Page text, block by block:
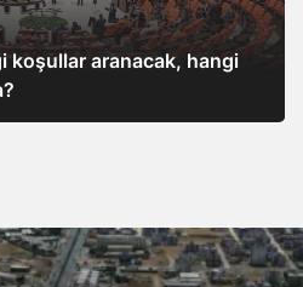
koşullar aranacak, hangi